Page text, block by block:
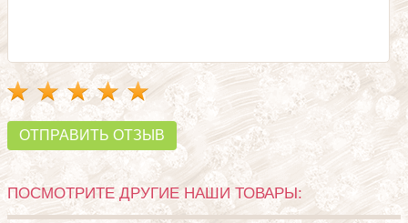
ОТПРАВИТЬ ОТЗЫВ
ПОСМОТРИТЕ ДРУГИЕ НАШИ ТОВАРЫ: